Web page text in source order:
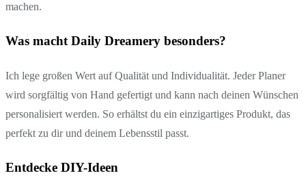
machen.
Was macht Daily Dreamery besonders?
Ich lege großen Wert auf Qualität und Individualität. Jeder Planer
wird sorgfältig von Hand gefertigt und kann nach deinen Wünschen
personalisiert werden. So erhältst du ein einzigartiges Produkt, das
perfekt zu dir und deinem Lebensstil passt.
Entdecke DIY-Ideen